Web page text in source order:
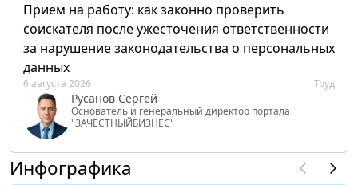
Прием на работу: как законно проверить
соискателя после ужесточения ответственности
за нарушение законодательства о персональных
данных
6 августа 2026 Труд
Русанов Сергей
Основатель и генеральный директор портала
"ЗАЧЕСТНЫЙБИЗНЕС"
Инфографика